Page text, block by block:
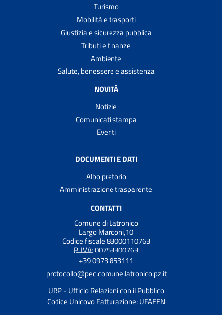
Turismo
Mobilità e trasporti
Giustizia e sicurezza pubblica
Tributi e finanze
Ambiente
Salute, benessere e assistenza
NOVITÀ
Notizie
Comunicati stampa
Eventi
DOCUMENTI E DATI
Albo pretorio
Amministrazione trasparente
CONTATTI
Comune di Latronico
Largo Marconi,10
Codice fiscale 83000110763
P. IVA:00753300763
+39 0973 853111
protocollo@pec.comune.latronico.pz.it
URP - Ufficio Relazioni con il Pubblico
Codice Unicovo Fatturazione: UFAEEN